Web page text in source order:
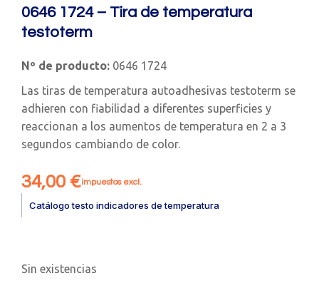
0646 1724 – Tira de temperatura
testoterm
Nº de producto: 0646 1724
Las tiras de temperatura autoadhesivas testoterm se
adhieren con fiabilidad a diferentes superficies y
reaccionan a los aumentos de temperatura en 2 a 3
segundos cambiando de color.
34,00 €impuestos excl.
Catálogo testo indicadores de temperatura
Sin existencias